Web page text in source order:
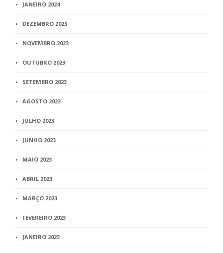
JANEIRO 2024
DEZEMBRO 2023
NOVEMBRO 2023
OUTUBRO 2023
SETEMBRO 2023
AGOSTO 2023
JULHO 2023
JUNHO 2023
MAIO 2023
ABRIL 2023
MARÇO 2023
FEVEREIRO 2023
JANEIRO 2023